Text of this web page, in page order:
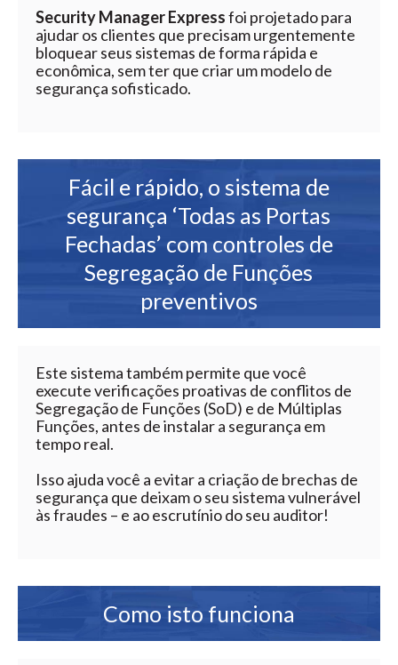
Security Manager Expressfoi projetado para
ajudar os clientes que precisam urgentemente
bloquear seus sistemas de forma rápida e
econômica, sem ter que criar um modelo de
segurança sofisticado.
Fácil e rápido, o sistema de
segurança ‘Todas as Portas
Fechadas’ com controles de
Segregação de Funções
preventivos
Este sistema também permite que você
execute verificações proativas de conflitos de
Segregação de Funções (SoD) e de Múltiplas
Funções, antes de instalar a segurança em
tempo real.
Isso ajuda você a evitar a criação de brechas de
segurança que deixam o seu sistema vulnerável
às fraudes – e ao escrutínio do seu auditor!
Como isto funciona